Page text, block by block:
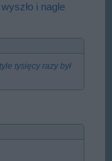
i nagle
tysięcy razy był